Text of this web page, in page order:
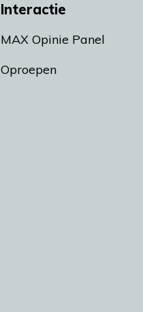
Interactie
MAX Opinie Panel
Oproepen